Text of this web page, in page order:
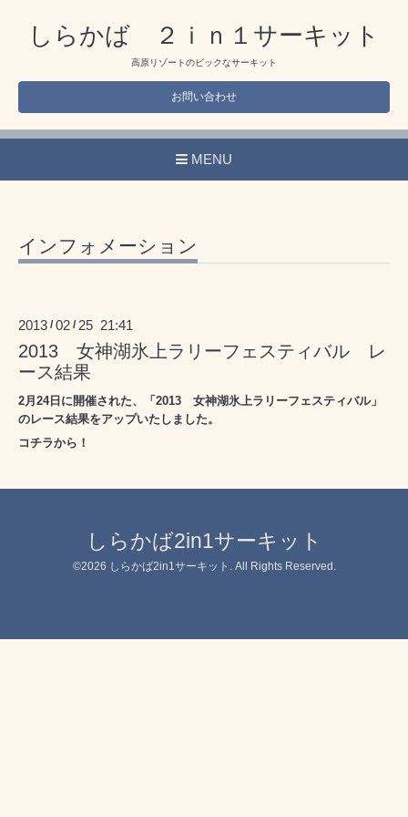
しらかば ２ｉｎ１サーキット
高原リゾートのビックなサーキット
お問い合わせ
MENU
インフォメーション
2013 /02 / 25 21:41
2013 女神湖氷上ラリーフェスティバル レ
ース結果
2月24日に開催された、「2013 女神湖氷上ラリーフェスティバル」
のレース結果をアップいたしました。
コチラから！
しらかば2in1サーキット
©2026 しらかば2in1サーキット . All Rights Reserved.